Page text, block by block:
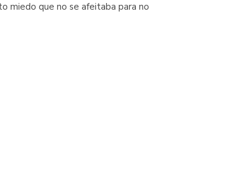
miedo que no se afeitaba para no